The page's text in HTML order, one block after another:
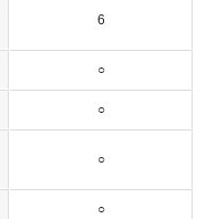
6
○
○
○
○